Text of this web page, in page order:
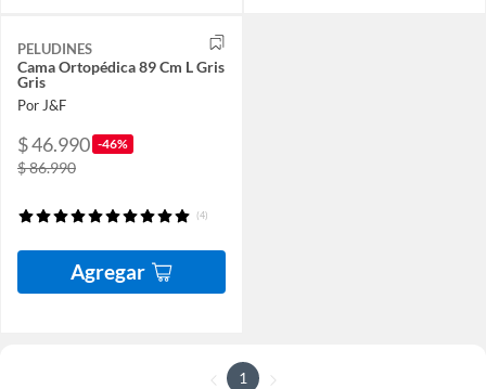
PELUDINES
Cama Ortopédica 89 Cm L Gris
Gris
Por J&F
$ 46.990 -46%
$ 86.990
(4)
Agregar
1